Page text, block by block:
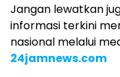
Jangan lewatkan
informasi terkini
nasional melalui
24jamnews.com